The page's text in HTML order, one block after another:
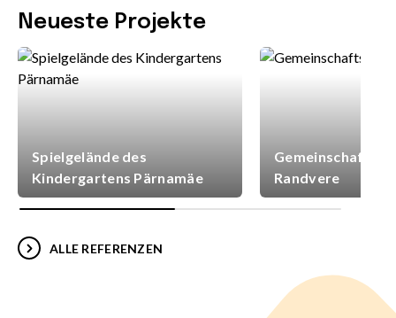
Neueste Projekte
Spielgelände des
Kindergartens Pärnamäe
Randvere
ALLE REFERENZEN